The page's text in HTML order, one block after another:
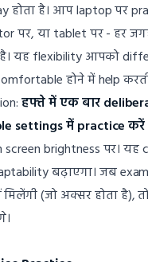
होता है। आप laptop पर
पर, या tablet पर - हर
है। यह flexibility आपको
होने में help
हफ्ते में एक बार
settings में practice करें
screen brightness पर। यह
बढ़ाएगा। जब
मिलेंगी (जो अक्सर होता है),